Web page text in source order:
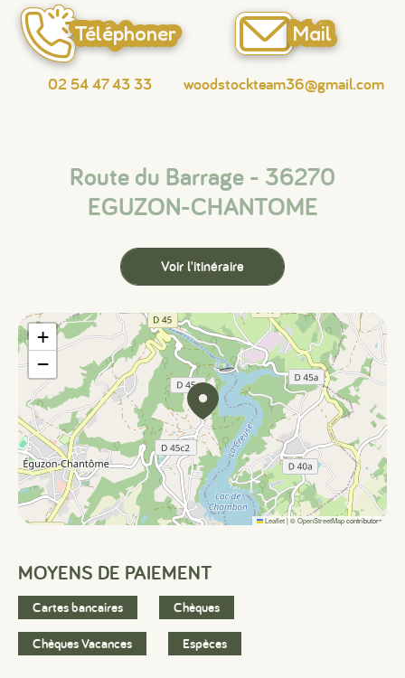
Téléphoner
02 54 47 43 33
Mail
woodstockteam36@gmail.com
Route du Barrage - 36270
EGUZON-CHANTOME
Voir l'itinéraire
+
−
Leaflet|©OpenStreetMapcontributors
MOYENS DE PAIEMENT
Cartes bancaires Chèques
Chèques Vacances Espèces